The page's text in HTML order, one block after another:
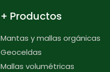
+ Productos
Mantas y mallas orgánicas
Geoceldas
Mallas volumétricas